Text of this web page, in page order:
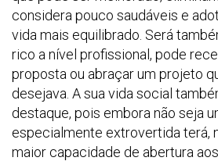
considera pouco saudáveis e
vida mais equilibrado. Será
rico a nível profissional, pode
proposta ou abraçar um projeto
desejava. A sua vida social
destaque, pois embora não seja
especialmente extrovertida terá,
maior capacidade de abertura